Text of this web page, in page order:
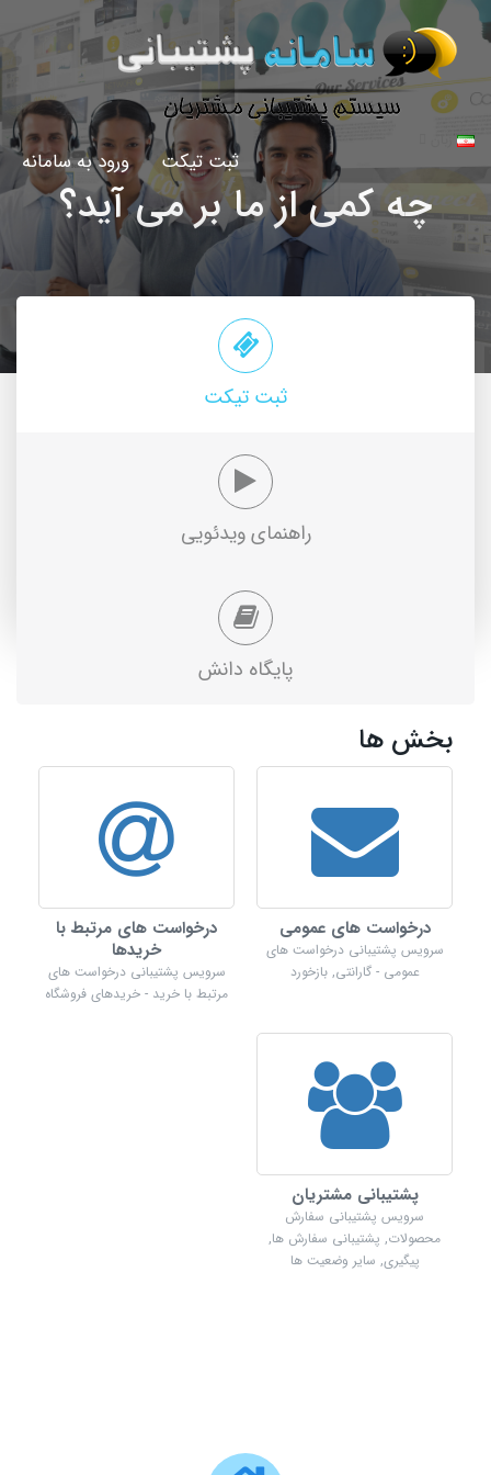
ثبت تیکت ورود به سامانه
چه کمی از ما بر می آید؟
ثبت تیکت
راهنمای ویدئویی
پایگاه دانش
بخش ها
درخواست های عمومی
سرویس پشتیبانی درخواست های
عمومی - گارانتی, بازخورد
درخواست های مرتبط با
خریدها
سرویس پشتیبانی درخواست های
مرتبط با خرید - خریدهای فروشگاه
پشتیبانی مشتریان
سرویس پشتیبانی سفارش
محصولات, پشتیبانی سفارش ها,
پیگیری, سایر وضعیت ها